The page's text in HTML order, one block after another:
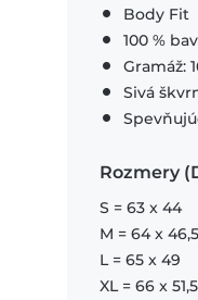
Body Fit
100 %
Gramáž:
Sivá
Rozmery
S = 63 x 44
M = 64 x 46,5
L = 65 x 49
XL = 66 x 51,5